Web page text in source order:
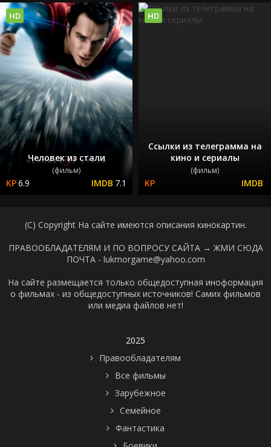
Человек из стали
(фильм)
6.9 7.1
HD
Ссылки из телеграмма на
кино и сериалы
(фильм)
HD
(C) Copyright На сайте имеются описания кинокартин.
ПРАВООБЛАДАТЕЛЯМ И ПО ВОПРОСУ САЙТА → ЖМИ СЮДА
ПОЧТА - lukmorgame@yahoo.com
На сайте размещается только общедоступная иноформация
о фильмах - из общедоступных источников! Самих фильмов
или медиа файлов нет!
2025
Правообладателям
Все фильмы
Зарубежное
Семейное
Фантастика